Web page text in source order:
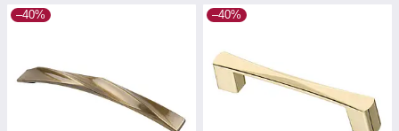
–40% –40%